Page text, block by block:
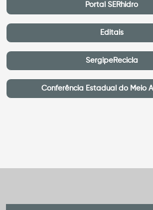
Portal SERhidro
Editais
SergipeRecicla
Conferência Estadual do Meio